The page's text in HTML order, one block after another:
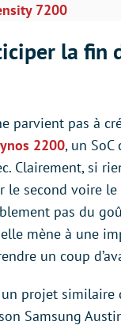
7200
la fin
parvient pas à
2200, un
Clairement, si
le second voire
pas du
mène à une
un coup
projet
Samsung